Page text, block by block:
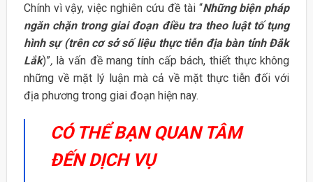
Chính vì vậy, việc nghiên cứu đề tài “Những biện pháp
ngăn chặn trong giai đoạn điều tra theo luật tố tụng
hình sự (trên cơ sở số liệu thực tiễn địa bàn tỉnh Đắk
Lắk)”,là vấn đề mang tính cấp bách, thiết thực không
những về mặt lý luận mà cả về mặt thực tiễn đối với
địa phương trong giai đoạn hiện nay.
CÓ THỂ BẠN QUAN TÂM
ĐẾN DỊCH VỤ